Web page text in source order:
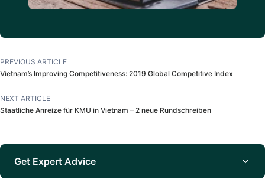
PREVIOUS ARTICLE
Vietnam’s Improving Competitiveness: 2019 Global Competitive Index
NEXT ARTICLE
Staatliche Anreize für KMU in Vietnam – 2 neue Rundschreiben
Get Expert Advice